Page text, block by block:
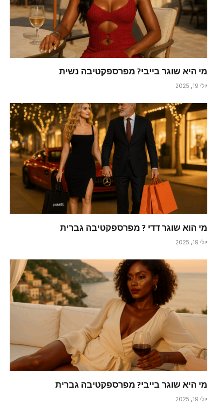
מי היא שוגר בייבי? מפרספקטיבה נשית
יולי 19, 2025
מי הוא שוגר דדי ? מפרספקטיבה גברית
יולי 19, 2025
מי היא שוגר בייבי? מפרספקטיבה גברית
יולי 19, 2025